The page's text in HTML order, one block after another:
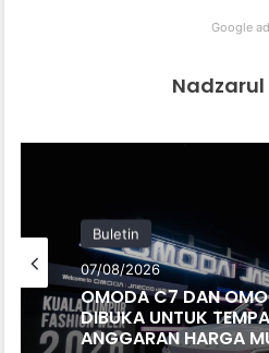
Google
Buletin
07/08/2026
OMODA C7 DAN
DIBUKA UNTUK
ANGGARAN HARGA